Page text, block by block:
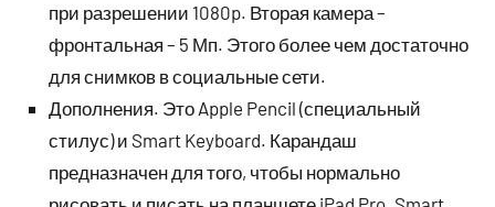
при разрешении 1080p. Вторая камера –
фронтальная – 5 Мп. Этого более чем достаточно
для снимков в социальные сети.
Дополнения. Это Apple Pencil (специальный
стилус) и Smart Keyboard. Карандаш
предназначен для того, чтобы нормально